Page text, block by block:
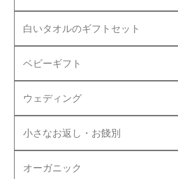
白いタオルのギフトセット
ベビーギフト
ウェディング
小さなお返し・お餞別
オーガニック